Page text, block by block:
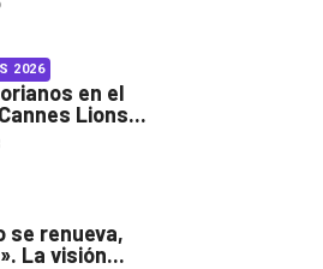
2026
en el
Lions...
se renueva,
La visión...